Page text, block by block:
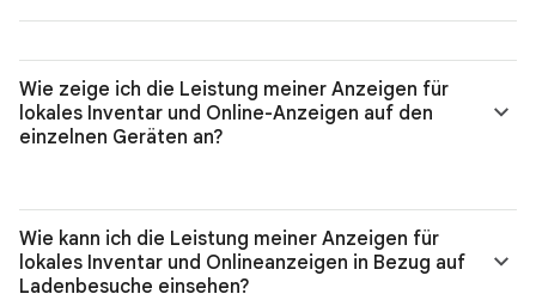
Wie zeige ich die Leistung meiner Anzeigen für
lokales Inventar und Online-Anzeigen auf den
einzelnen Geräten an?
Wie kann ich die Leistung meiner Anzeigen für
lokales Inventar und Onlineanzeigen in Bezug auf
Ladenbesuche einsehen?